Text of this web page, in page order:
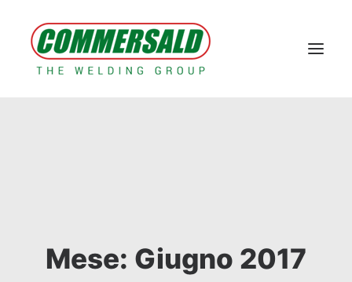
Mese: Giugno 2017